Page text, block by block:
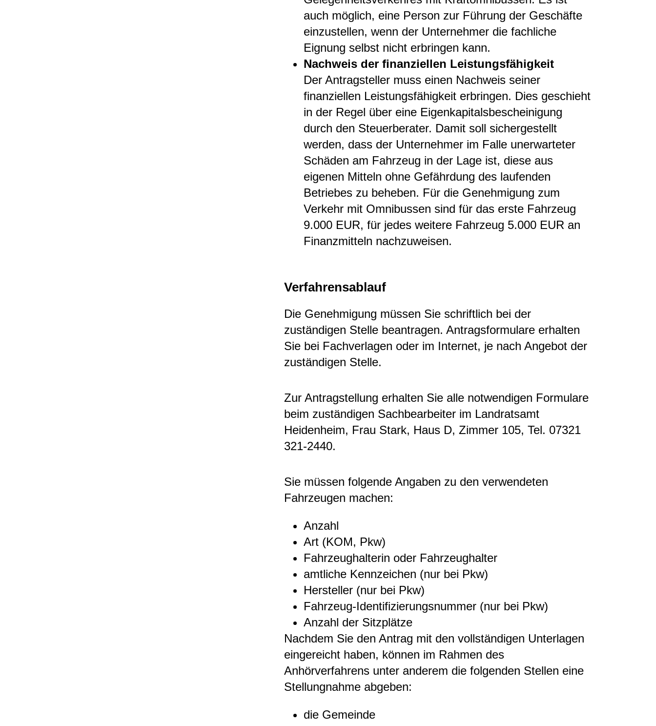
auch möglich, eine Person zur Führung der Geschäfte
einzustellen, wenn der Unternehmer die fachliche
Eignung selbst nicht erbringen kann.
Nachweis der finanziellen Leistungsfähigkeit
Der Antragsteller muss einen Nachweis seiner
finanziellen Leistungsfähigkeit erbringen. Dies geschieht
in der Regel über eine Eigenkapitalsbescheinigung
durch den Steuerberater. Damit soll sichergestellt
werden, dass der Unternehmer im Falle unerwarteter
Schäden am Fahrzeug in der Lage ist, diese aus
eigenen Mitteln ohne Gefährdung des laufenden
Betriebes zu beheben. Für die Genehmigung zum
Verkehr mit Omnibussen sind für das erste Fahrzeug
9.000 EUR, für jedes weitere Fahrzeug 5.000 EUR an
Finanzmitteln nachzuweisen.
Verfahrensablauf
Die Genehmigung müssen Sie schriftlich bei der
zuständigen Stelle beantragen. Antragsformulare erhalten
Sie bei Fachverlagen oder im Internet, je nach Angebot der
zuständigen Stelle.
Zur Antragstellung erhalten Sie alle notwendigen Formulare
beim zuständigen Sachbearbeiter im Landratsamt
Heidenheim, Frau Stark, Haus D, Zimmer 105, Tel. 07321
321-2440.
Sie müssen folgende Angaben zu den verwendeten
Fahrzeugen machen:
Anzahl
Art (KOM, Pkw)
Fahrzeughalterin oder Fahrzeughalter
amtliche Kennzeichen (nur bei Pkw)
Hersteller (nur bei Pkw)
Fahrzeug-Identifizierungsnummer (nur bei Pkw)
Anzahl der Sitzplätze
Nachdem Sie den Antrag mit den vollständigen Unterlagen
eingereicht haben, können im Rahmen des
Anhörverfahrens unter anderem die folgenden Stellen eine
Stellungnahme abgeben:
die Gemeinde